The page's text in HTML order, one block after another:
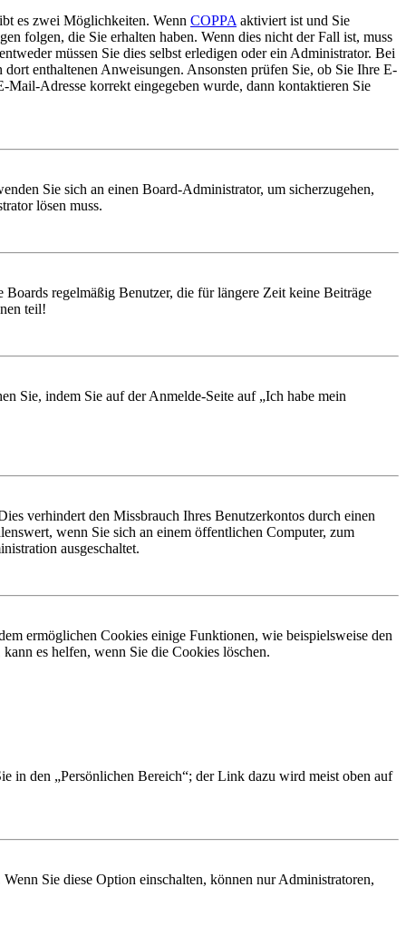
es zwei Möglichkeiten. Wenn COPPA aktiviert ist und Sie
folgen, die Sie erhalten haben. Wenn dies nicht der Fall ist, muss
müssen Sie dies selbst erledigen oder ein Administrator. Bei
enthaltenen Anweisungen. Ansonsten prüfen Sie, ob Sie Ihre E-
Adresse korrekt eingegeben wurde, dann kontaktieren Sie
Sie sich an einen Board-Administrator, um sicherzugehen,
lösen muss.
regelmäßig Benutzer, die für längere Zeit keine Beiträge
teil!
Sie, indem Sie auf der Anmelde-Seite auf „Ich habe mein
verhindert den Missbrauch Ihres Benutzerkontos durch einen
wenn Sie sich an einem öffentlichen Computer, zum
ausgeschaltet.
ermöglichen Cookies einige Funktionen, wie beispielsweise den
es helfen, wenn Sie die Cookies löschen.
in den „Persönlichen Bereich“; der Link dazu wird meist oben auf
Sie diese Option einschalten, können nur Administratoren,